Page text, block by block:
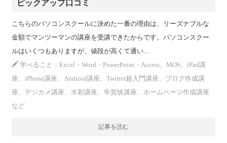
ピックアップ口コミ
こちらのパソコンスクールに決めた一番の理由は、リーズナブルな
金額でマンツーマンの講座を受講できたからです。パソコンスクー
ルはいくつもありますが、値段が高くて通い…
学べること：Excel・Word・PowerPoint・Access、MOS、iPad講
座、iPhone講座、Android講座、Twitter超入門講座、ブログ作成講
座、デジカメ講座、水彩講座、年賀状講座、ホームページ作成講座
など
記事を読む